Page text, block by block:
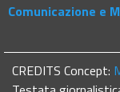
Comunicazione e
CREDITS Concept: